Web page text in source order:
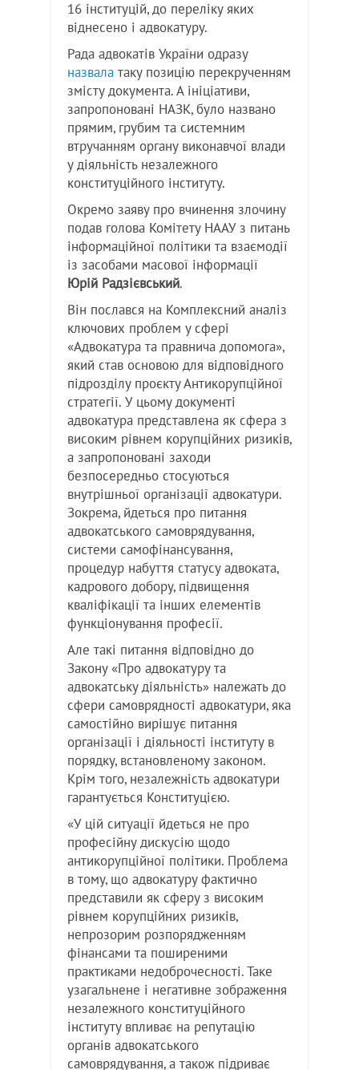
16 інституцій, до переліку яких
віднесено і адвокатуру.
Рада адвокатів України одразу
назвала таку позицію перекрученням
змісту документа. А ініціативи,
запропоновані НАЗК, було названо
прямим, грубим та системним
втручанням органу виконавчої влади
у діяльність незалежного
конституційного інституту.
Окремо заяву про вчинення злочину
подав голова Комітету НААУ з питань
інформаційної політики та взаємодії
із засобами масової інформації
Юрій Радзієвський.
Він послався на Комплексний аналіз
ключових проблем у сфері
«Адвокатура та правнича допомога»,
який став основою для відповідного
підрозділу проєкту Антикорупційної
стратегії. У цьому документі
адвокатура представлена як сфера з
високим рівнем корупційних ризиків,
а запропоновані заходи
безпосередньо стосуються
внутрішньої організації адвокатури.
Зокрема, йдеться про питання
адвокатського самоврядування,
системи самофінансування,
процедур набуття статусу адвоката,
кадрового добору, підвищення
кваліфікації та інших елементів
функціонування професії.
Але такі питання відповідно до
Закону «Про адвокатуру та
адвокатську діяльність» належать до
сфери самоврядності адвокатури, яка
самостійно вирішує питання
організації і діяльності інституту в
порядку, встановленому законом.
Крім того, незалежність адвокатури
гарантується Конституцією.
«У цій ситуації йдеться не про
професійну дискусію щодо
антикорупційної політики. Проблема
в тому, що адвокатуру фактично
представили як сферу з високим
рівнем корупційних ризиків,
непрозорим розпорядженням
фінансами та поширеними
практиками недоброчесності. Таке
узагальнене і негативне зображення
незалежного конституційного
інституту впливає на репутацію
органів адвокатського
самоврядування, а також підриває